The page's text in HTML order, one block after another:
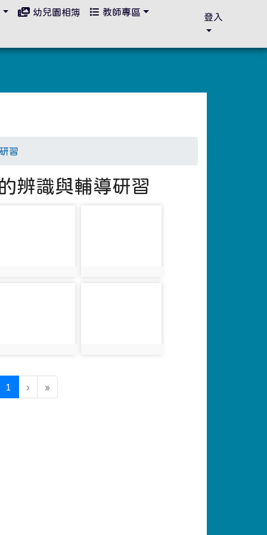
習
辨識與輔導研習
1 (current)
› »
幼兒園相簿 教師專區 登入